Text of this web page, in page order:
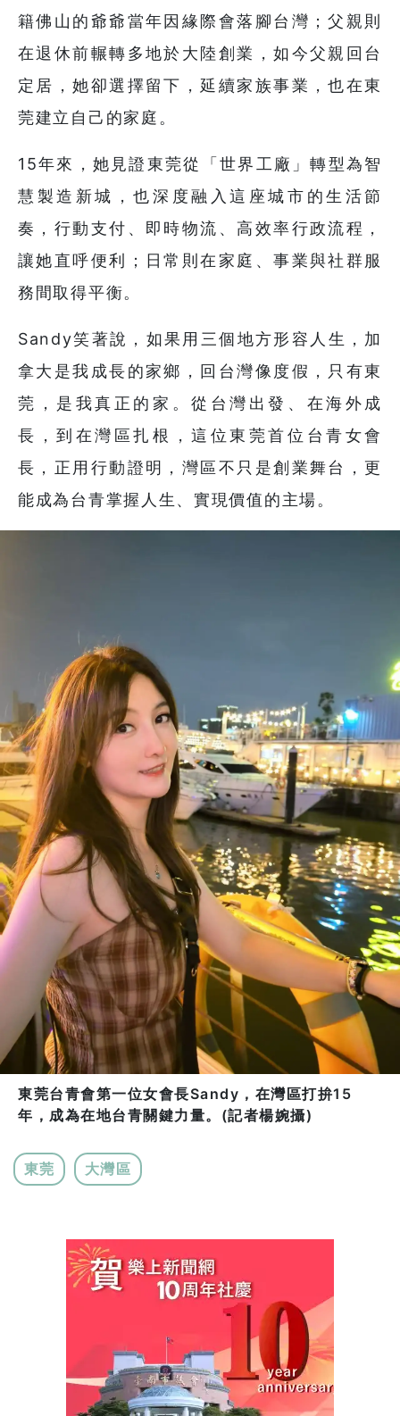
籍佛山的爺爺當年因緣際會落腳台灣；父親則
在退休前輾轉多地於大陸創業，如今父親回台
定居，她卻選擇留下，延續家族事業，也在東
莞建立自己的家庭。
15年來，她見證東莞從「世界工廠」轉型為智
慧製造新城，也深度融入這座城市的生活節
奏，行動支付、即時物流、高效率行政流程，
讓她直呼便利；日常則在家庭、事業與社群服
務間取得平衡。
Sandy笑著說，如果用三個地方形容人生，加
拿大是我成長的家鄉，回台灣像度假，只有東
莞，是我真正的家。從台灣出發、在海外成
長，到在灣區扎根，這位東莞首位台青女會
長，正用行動證明，灣區不只是創業舞台，更
能成為台青掌握人生、實現價值的主場。
東莞台青會第一位女會長Sandy，在灣區打拚15
年，成為在地台青關鍵力量。(記者楊婉攝)
東莞 大灣區